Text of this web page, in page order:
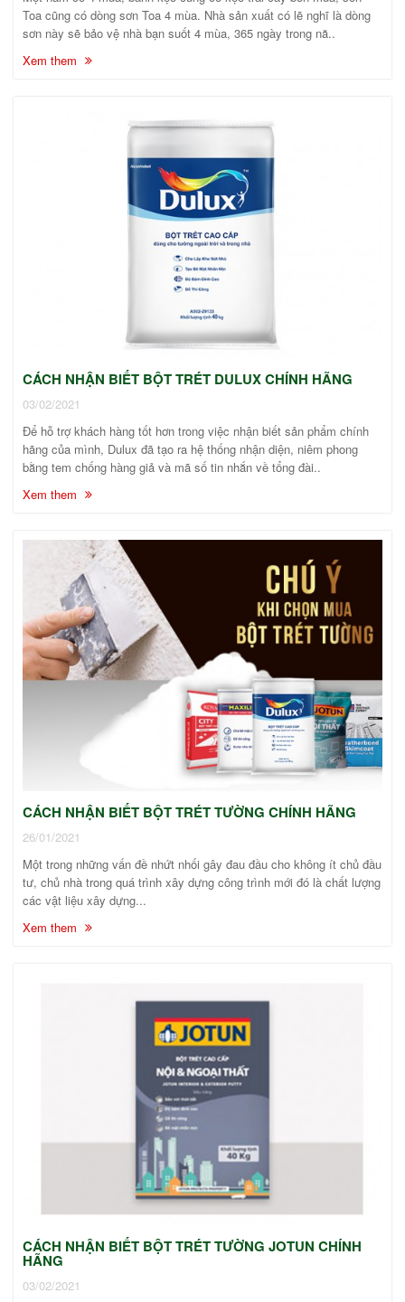
Toa cũng có dòng sơn Toa 4 mùa. Nhà sản xuất có lẽ nghĩ là dòng
sơn này sẽ bảo vệ nhà bạn suốt 4 mùa, 365 ngày trong nă..
Xem them
CÁCH NHẬN BIẾT BỘT TRÉT DULUX CHÍNH HÃNG
03/02/2021
Để hỗ trợ khách hàng tốt hơn trong việc nhận biết sản phẩm chính
hãng của mình, Dulux đã tạo ra hệ thống nhận diện, niêm phong
bằng tem chống hàng giả và mã số tin nhắn về tổng đài..
Xem them
CÁCH NHẬN BIẾT BỘT TRÉT TƯỜNG CHÍNH HÃNG
26/01/2021
Một trong những vấn đề nhứt nhối gây đau đầu cho không ít chủ đầu
tư, chủ nhà trong quá trình xây dựng công trình mới đó là chất lượng
các vật liệu xây dựng...
Xem them
CÁCH NHẬN BIẾT BỘT TRÉT TƯỜNG JOTUN CHÍNH
HÃNG
03/02/2021